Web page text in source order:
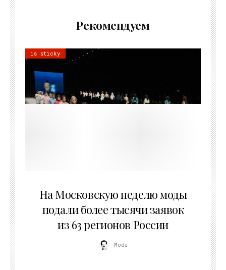
Рекомендуем
is sticky
На Московскую неделю моды
подали более тысячи заявок
из 63 регионов России
Moda